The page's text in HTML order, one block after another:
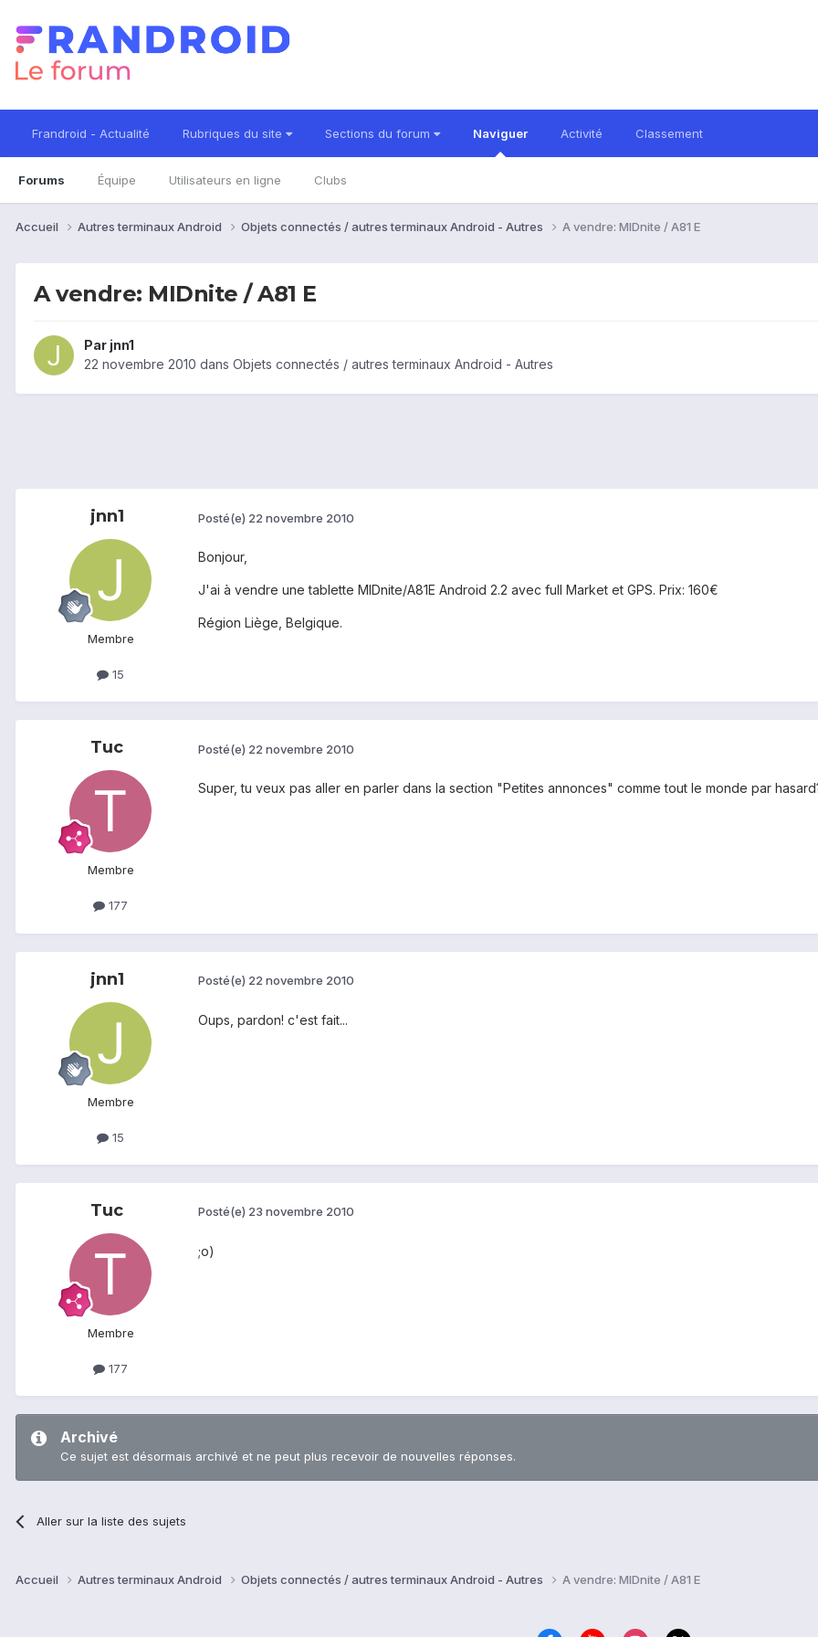
Frandroid - Actualité Rubriques du site Sections du forum Naviguer
Forums Équipe Utilisateurs en ligne Clubs
Activité Classement
Accueil Autres terminaux Android Objets connectés / autres terminaux Android - Autres A vendre: MIDnite / A81 E
A vendre: MIDnite / A81 E
Par jnn1
22 novembre 2010 dans Objets connectés / autres terminaux Android - Autres
jnn1
Membre
15
Posté(e) 22 novembre 2010
Bonjour,
J'ai à vendre une tablette MIDnite/A81E Android 2.2 avec full Market et GPS. Prix: 160€
Région Liège, Belgique.
Tuc
Membre
177
Posté(e) 22 novembre 2010
Super, tu veux pas aller en parler dans la section "Petites annonces" comme tout le monde par
jnn1
Membre
15
Posté(e) 22 novembre 2010
Oups, pardon! c'est fait...
Tuc
Membre
177
Posté(e) 23 novembre 2010
;o)
Archivé
Ce sujet est désormais archivé et ne peut plus recevoir de nouvelles réponses.
Aller sur la liste des sujets
Accueil Autres terminaux Android Objets connectés / autres terminaux Android - Autres A vendre: MIDnite / A81 E